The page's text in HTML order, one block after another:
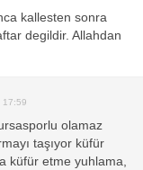
kallesten sonra
degildir. Allahdan
17:59
olamaz
taşıyor küfür
küfür etme yuhlama,